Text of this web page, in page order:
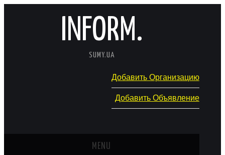
INFORM.
SUMY.UA
Добавить Организацию
Добавить Объявление
MENU